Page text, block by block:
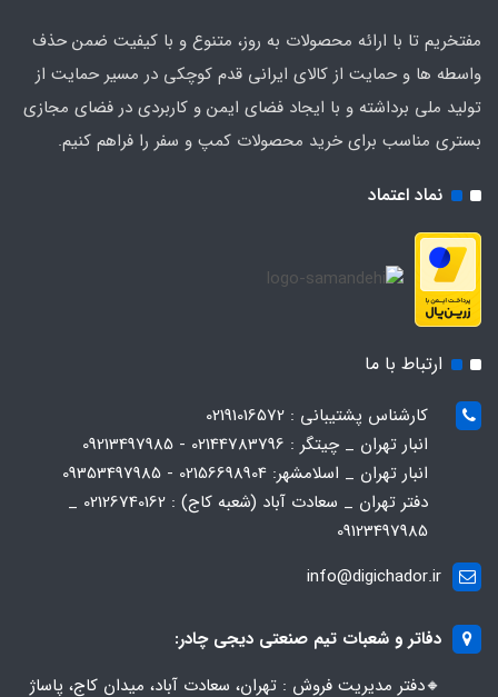
نماد اعتماد
مفتخریم تا با ارائه محصولات به روز، متنوع و با کیفیت ضمن حذف
واسطه ها و حمایت از کالای ایرانی قدم کوچکی در مسیر حمایت از
تولید ملی برداشته و با ایجاد فضای ایمن و کاربردی در فضای مجازی
بستری مناسب برای خرید محصولات کمپ و سفر را فراهم کنیم.
ارتباط با ما
کارشناس پشتیبانی : 02191016572
انبار تهران _ چیتگر : 02144783796 - 09213497985
انبار تهران _ اسلامشهر: 02156698904 - 09353497985
دفتر تهران _ سعادت آباد (شعبه کاج) : 02126740162 _
09123497985
info@digichador.ir
دفاتر و شعبات تیم صنعتی دیجی چادر:
🔸️​​دفتر مدیریت فروش : تهران، سعادت آباد، میدان کاج، پاساژ